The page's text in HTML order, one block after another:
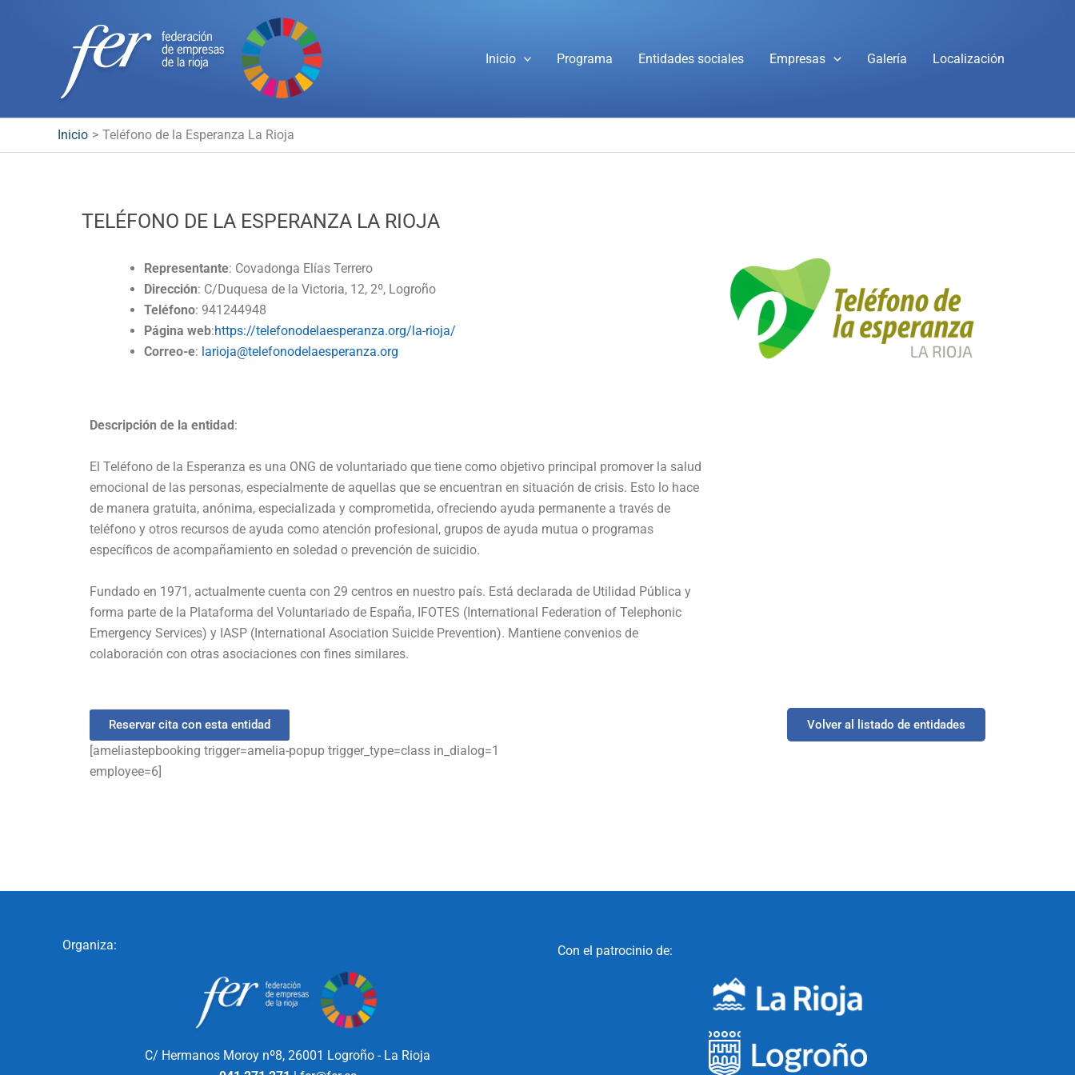
Inicio Programa Entidades sociales Empresas Galería Localización
Inicio Teléfono de la Esperanza La Rioja
TELÉFONO DE LA ESPERANZA LA RIOJA
Representante: Covadonga Elías Terrero
Dirección: C/Duquesa de la Victoria, 12, 2º, Logroño
Teléfono: 941244948
Página web:https://telefonodelaesperanza.org/la-rioja/
Correo-e: larioja@telefonodelaesperanza.org
Descripción de la entidad:
El Teléfono de la Esperanza es una ONG de voluntariado que tiene como objetivo principal promover la salud
emocional de las personas, especialmente de aquellas que se encuentran en situación de crisis. Esto lo hace
de manera gratuita, anónima, especializada y comprometida, ofreciendo ayuda permanente a través de
teléfono y otros recursos de ayuda como atención profesional, grupos de ayuda mutua o programas
específicos de acompañamiento en soledad o prevención de suicidio.
Fundado en 1971, actualmente cuenta con 29 centros en nuestro país. Está declarada de Utilidad Pública y
forma parte de la Plataforma del Voluntariado de España, IFOTES (International Federation of Telephonic
Emergency Services) y IASP (International Asociation Suicide Prevention). Mantiene convenios de
colaboración con otras asociaciones con fines similares.
Reservar cita con esta entidad
[ameliastepbooking trigger=amelia-popup trigger_type=class in_dialog=1
employee=6]
Volver al listado de entidades
Organiza:
C/ Hermanos Moroy nº8, 26001 Logroño - La Rioja
Con el patrocinio de: